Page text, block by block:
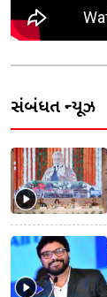
સંબંધિત ન્યૂઝ